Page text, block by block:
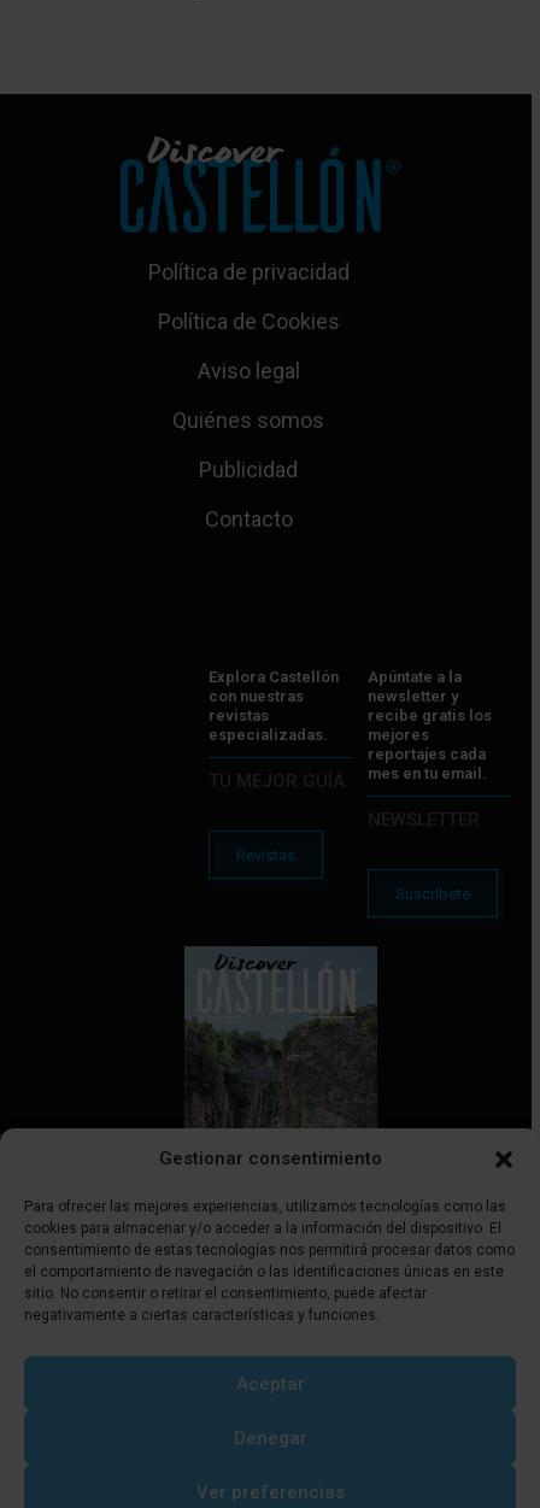
Gestionar consentimiento
Para ofrecer las mejores experiencias, utilizamos tecnologías como las
cookies para almacenar y/o acceder a la información del dispositivo. El
consentimiento de estas tecnologías nos permitirá procesar datos como
el comportamiento de navegación o las identificaciones únicas en este
sitio. No consentir o retirar el consentimiento, puede afectar
negativamente a ciertas características y funciones.
Aceptar
Denegar
Ver preferencias
Política de privacidad
Política de Cookies
Aviso legal
Quiénes somos
Publicidad
Contacto
Explora Castellón
con nuestras
revistas
especializadas.
TU MEJOR GUÍA
Revistas
Apúntate a la
newsletter y
recibe gratis los
mejores
reportajes cada
mes en tu email.
NEWSLETTER
Suscríbete
Discover Castellón | ISSN 3045-5766
Síguenos